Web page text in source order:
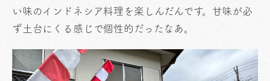
い味のインドネシア料理を楽しんだんです。甘味が必
ず土台にくる感じで個性的だったなあ。